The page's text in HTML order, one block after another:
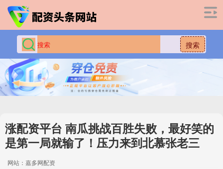
搜索
涨配资平台 南瓜挑战百胜失败，最好笑的
是第一局就输了！压力来到北慕张老三
网站：嘉多网配资